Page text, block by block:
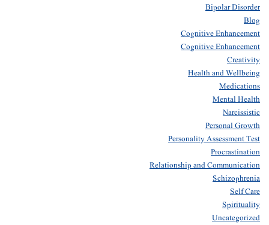
Bipolar Disorder
Blog
Cognitive Enhancement
Cognitive Enhancement
Creativity
Health and Wellbeing
Medications
Mental Health
Narcissistic
Personal Growth
Personality Assessment Test
Procrastination
Relationship and Communication
Schizophrenia
Self Care
Spirituality
Uncategorized